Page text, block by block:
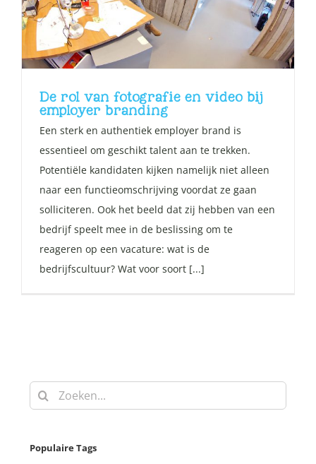
De rol van fotografie en video bij
employer branding
Een sterk en authentiek employer brand is
essentieel om geschikt talent aan te trekken.
Potentiële kandidaten kijken namelijk niet alleen
naar een functieomschrijving voordat ze gaan
solliciteren. Ook het beeld dat zij hebben van een
bedrijf speelt mee in de beslissing om te
reageren op een vacature: wat is de
bedrijfscultuur? Wat voor soort [...]
Zoeken
naar:
Populaire Tags